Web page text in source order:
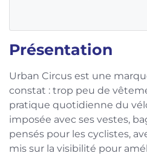
Présentation
Urban Circus est une
constat : trop peu de
pratique quotidienne du
imposée avec ses vestes,
pensés pour les cyclistes,
mis sur la visibilité pour